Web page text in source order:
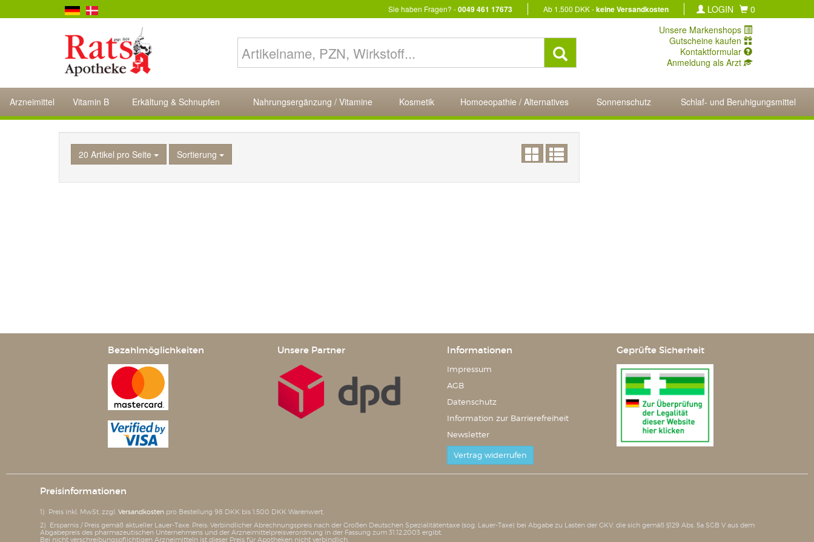
Sie haben Fragen? -0049 461 17673 Ab 1.500 DKK -keine Versandkosten LOGIN
0
Unsere Markenshops
Gutscheine kaufen
Kontaktformular
Anmeldung als Arzt
Arzneimittel Vitamin B Erkältung & Schnupfen Nahrungsergänzung / Vitamine Kosmetik Homoeopathie / Alternatives Sonnenschutz Schlaf- und Beruhigungsmittel
20 Artikel pro Seite Sortierung
Bezahlmöglichkeiten Unsere Partner Informationen
Impressum
AGB
Datenschutz
Information zur Barrierefreiheit
Newsletter
Vertrag widerrufen
Geprüfte Sicherheit
Preisinformationen
1) Preis inkl. MwSt, zzgl. Versandkosten pro Bestellung 98 DKK bis 1.500 DKK Warenwert.
2) Ersparnis / Preis gemäß aktueller Lauer-Taxe. Preis: Verbindlicher Abrechnungspreis nach der Großen Deutschen Spezialitätentaxe (sog. Lauer-Taxe) bei Abgabe zu Lasten der GKV, die sich gemäß §129 Abs. 5a SGB V aus dem
Abgabepreis des pharmazeutischen Unternehmens und der Arzneimittelpreisverordnung in der Fassung zum 31.12.2003 ergibt.
Bei nicht verschreibungspflichtigen Arzneimitteln ist dieser Preis für Apotheken nicht verbindlich.